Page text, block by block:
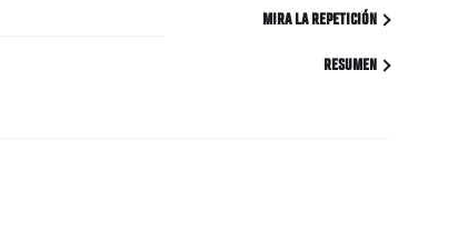
MIRA LA REPETICIÓN
RESUMEN